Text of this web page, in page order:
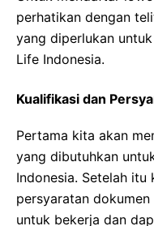
perhatikan dengan
yang diperlukan
Life Indonesia.
Kualifikasi dan
Pertama kita akan
yang dibutuhkan
Indonesia. Setelah itu
persyaratan
untuk bekerja dan